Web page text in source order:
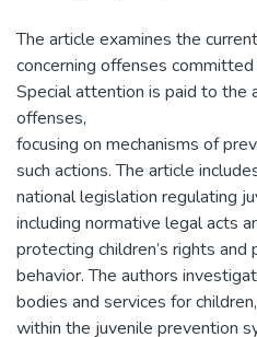
The article examines the
concerning offenses
Special attention is paid to the
offenses,
focusing on mechanisms of
such actions. The article
national legislation regulating
including normative legal acts
protecting children’s rights
behavior. The authors
bodies and services for
within the juvenile prevention